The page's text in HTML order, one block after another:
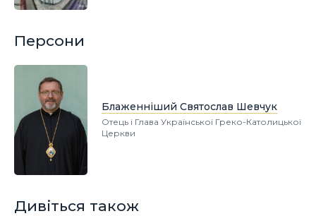
Персони
Блаженніший Святослав Шевчук
Отець і Глава Української Греко-Католицької
Церкви
Дивіться також